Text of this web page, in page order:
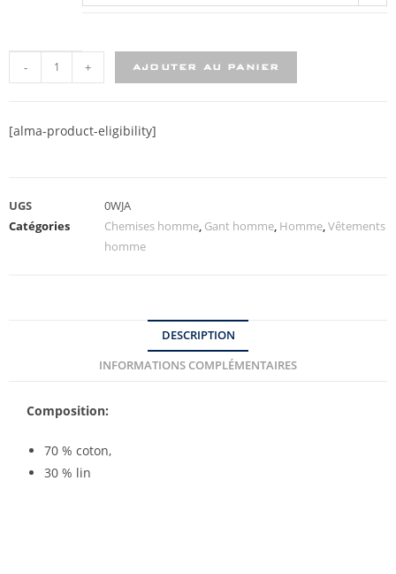
- + AJOUTER AU PANIER
[alma-product-eligibility]
UGS
0WJA
Catégories
Chemises homme, Gant homme, Homme,Vêtements
homme
DESCRIPTION
INFORMATIONS COMPLÉMENTAIRES
Composition:
70 % coton,
30 % lin